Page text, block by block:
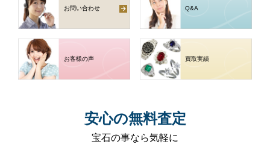
お問い合わせ Q&A
お客様の声 買取実績
安心の無料査定
宝石の事なら気軽に